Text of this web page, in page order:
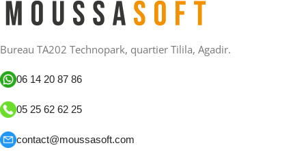
Bureau TA202 Technopark, quartier Tilila, Agadir.
06 14 20 87 86
05 25 62 62 25
contact@moussasoft.com